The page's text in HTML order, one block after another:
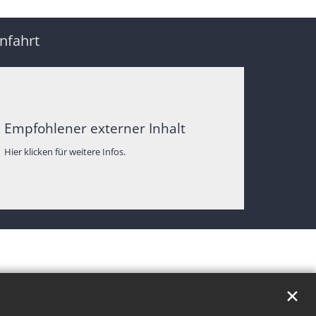
✕
Empfohlener externer Inhalt
Hier klicken für weitere Infos.